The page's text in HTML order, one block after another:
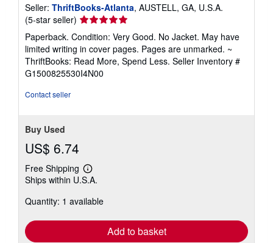
Seller: ThriftBooks-Atlanta, AUSTELL, GA, U.S.A.
(5-star seller) Seller
rating
5
out
of
5
Paperback. Condition: Very Good. No Jacket. May have
limited writing in cover pages. Pages are unmarked. ~
ThriftBooks: Read More, Spend Less. Seller Inventory #
G1500825530I4N00
Contact seller
Buy Used
US$ 6.74
Free Shipping
Learn
more
shipping
Ships within U.S.A.
Quantity: 1 available
Add to basket